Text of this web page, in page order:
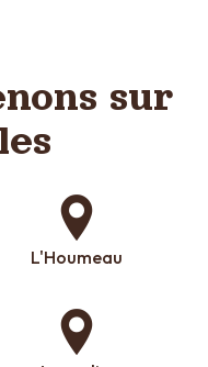
sur
L'Houmeau